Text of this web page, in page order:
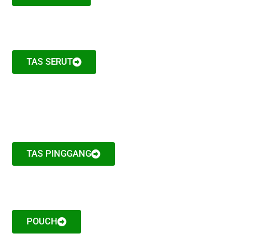
TAS SERUT
TAS PINGGANG
POUCH